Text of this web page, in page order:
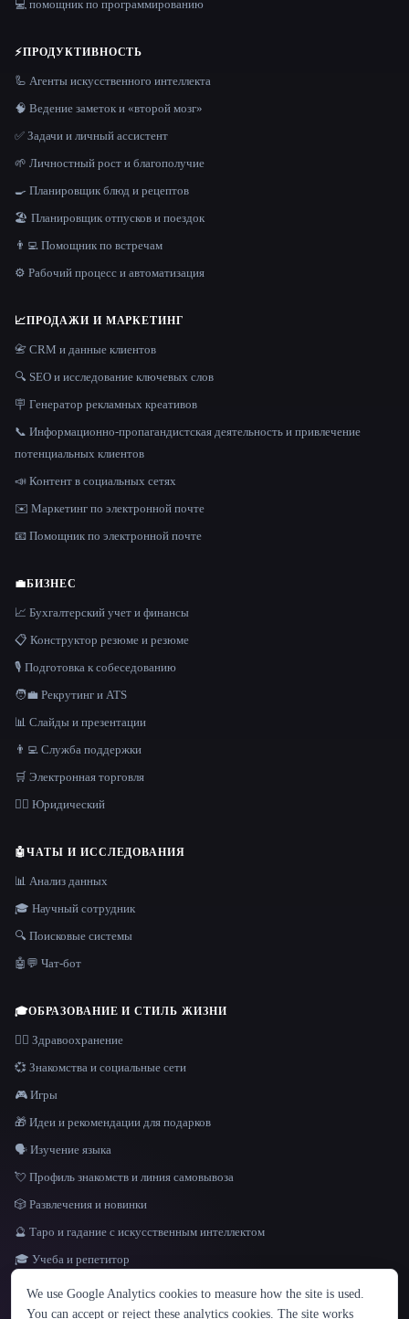
ЯЗЫК
English español Français Русский 简体中文
💻 помощник по программированию
⚡ПРОДУКТИВНОСТЬ
🦾 Агенты искусственного интеллекта
🧠 Ведение заметок и «второй мозг»
✅ Задачи и личный ассистент
🌱 Личностный рост и благополучие
🍳 Планировщик блюд и рецептов
🏖 Планировщик отпусков и поездок
👨‍💻 Помощник по встречам
⚙️ Рабочий процесс и автоматизация
📈ПРОДАЖИ И МАРКЕТИНГ
📇 CRM и данные клиентов
🔍 SEO и исследование ключевых слов
🪧 Генератор рекламных креативов
📞 Информационно-пропагандистская деятельность и привлечение
потенциальных клиентов
📣 Контент в социальных сетях
✉️ Маркетинг по электронной почте
📧 Помощник по электронной почте
💼БИЗНЕС
📈 Бухгалтерский учет и финансы
📋 Конструктор резюме и резюме
🎙️ Подготовка к собеседованию
🧑‍💼 Рекрутинг и ATS
📊 Слайды и презентации
👨‍💻 Служба поддержки
🛒 Электронная торговля
👩‍⚖️ Юридический
🤖ЧАТЫ И ИССЛЕДОВАНИЯ
📊 Анализ данных
🎓 Научный сотрудник
🔍 Поисковые системы
🤖💬 Чат-бот
🎓ОБРАЗОВАНИЕ И СТИЛЬ ЖИЗНИ
👩‍⚕️ Здравоохранение
💞 Знакомства и социальные сети
🎮 Игры
🎁 Идеи и рекомендации для подарков
🗣️ Изучение языка
💘 Профиль знакомств и линия самовывоза
🎲 Развлечения и новинки
🔮 Таро и гадание с искусственным интеллектом
🎓 Учеба и репетитор
We use Google Analytics cookies to measure how the site is used.
You can accept or reject these analytics cookies. The site works